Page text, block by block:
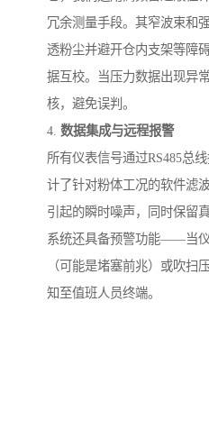
冗余测量手段。其窄波束和
透粉尘并避开仓内支架等障
据互校。当压力数据出现异
核，避免误判。
4. 数据集成与远程报警
所有仪表信号通过RS485总
计了针对粉体工况的软件滤
引起的瞬时噪声，同时保留
系统还具备预警功能——当
（可能是堵塞前兆）或吹扫
知至值班人员终端。